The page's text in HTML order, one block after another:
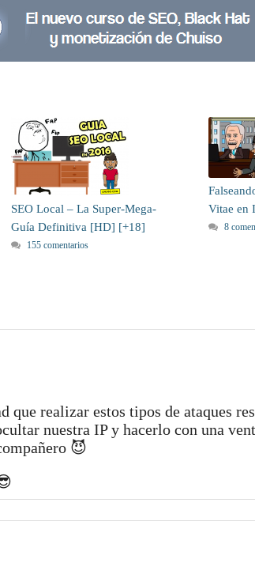
SEO Local – La Super-Mega-
Guía Definitiva [HD] [+18]
155 comentarios
Vitae en
8
que realizar estos tipos de ataques
nuestra IP y hacerlo con una
😈